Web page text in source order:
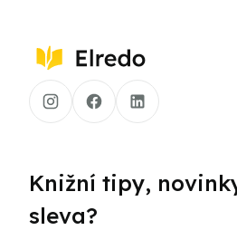
Knižní tipy,
sleva?